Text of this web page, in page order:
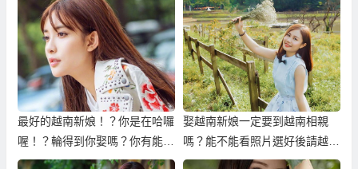
最好的越南新娘！？你是在哈囉
喔！？輪得到你娶嗎？你有能力
養嗎？
娶越南新娘一定要到越南相親
嗎？能不能看照片選好後請越南
新娘過來台灣結婚？